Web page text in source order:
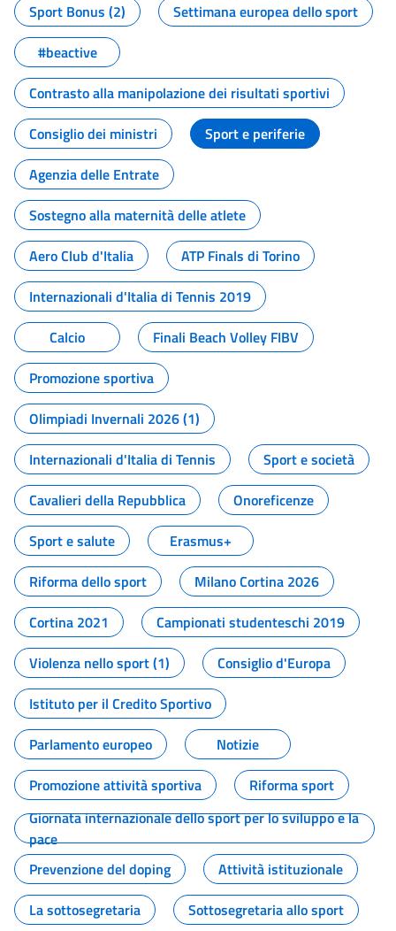
Sport Bonus (2)
Settimana europea dello sport
#beactive
Contrasto alla manipolazione dei risultati sportivi
Consiglio dei ministri
Sport e periferie
Agenzia delle Entrate
Sostegno alla maternità delle atlete
Aero Club d'Italia
ATP Finals di Torino
Internazionali d'Italia di Tennis 2019
Calcio
Finali Beach Volley FIBV
Promozione sportiva
Olimpiadi Invernali 2026 (1)
Internazionali d'Italia di Tennis
Sport e società
Cavalieri della Repubblica
Onoreficenze
Sport e salute
Erasmus+
Riforma dello sport
Milano Cortina 2026
Cortina 2021
Campionati studenteschi 2019
Violenza nello sport (1)
Consiglio d'Europa
Istituto per il Credito Sportivo
Parlamento europeo
Notizie
Promozione attività sportiva
Riforma sport
Giornata internazionale dello sport per lo sviluppo e la
pace
Prevenzione del doping
Attività istituzionale
La sottosegretaria
Sottosegretaria allo sport